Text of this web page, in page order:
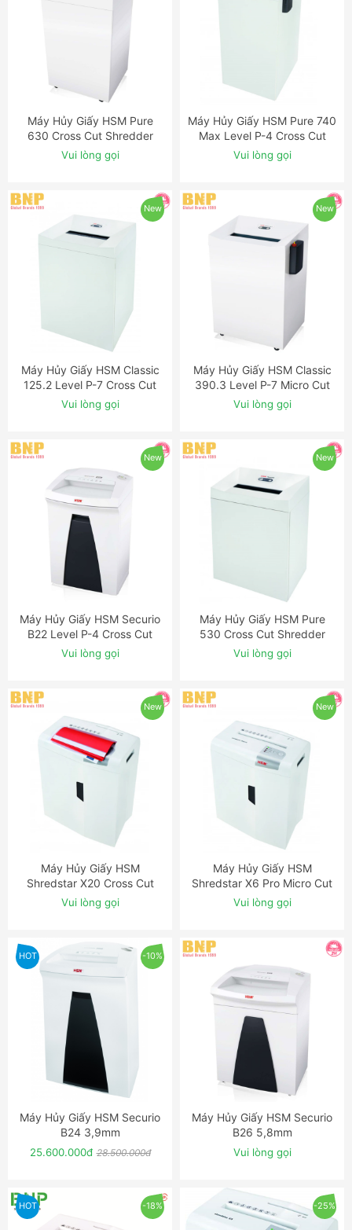
ĐẶT NGAY
Máy Hủy Giấy HSM Pure
630 Cross Cut Shredder
Vui lòng gọi
ĐẶT NGAY
Máy Hủy Giấy HSM Pure 740
Max Level P-4 Cross Cut
Shredder
Vui lòng gọi
New
ĐẶT NGAY
Máy Hủy Giấy HSM Classic
125.2 Level P-7 Cross Cut
Shredder with Automatic
Oiler
Vui lòng gọi
New
ĐẶT NGAY
Máy Hủy Giấy HSM Classic
390.3 Level P-7 Micro Cut
Shredder with Automatic
Oiler
Vui lòng gọi
New
ĐẶT NGAY
Máy Hủy Giấy HSM Securio
B22 Level P-4 Cross Cut
Shredder
Vui lòng gọi
New
ĐẶT NGAY
Máy Hủy Giấy HSM Pure
530 Cross Cut Shredder
Vui lòng gọi
New
ĐẶT NGAY
Máy Hủy Giấy HSM
Shredstar X20 Cross Cut
Shredder
Vui lòng gọi
New
ĐẶT NGAY
Máy Hủy Giấy HSM
Shredstar X6 Pro Micro Cut
Shredder
Vui lòng gọi
HOT -10%
ĐẶT NGAY
Máy Hủy Giấy HSM Securio
B24 3,9mm
25.600.000đ 28.500.000đ
ĐẶT NGAY
Máy Hủy Giấy HSM Securio
B26 5,8mm
Vui lòng gọi
HOT -18% -25%